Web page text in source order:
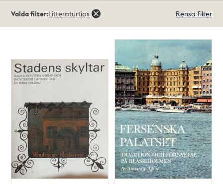
träffar
Valda filter:Litteraturtips Rensa filter